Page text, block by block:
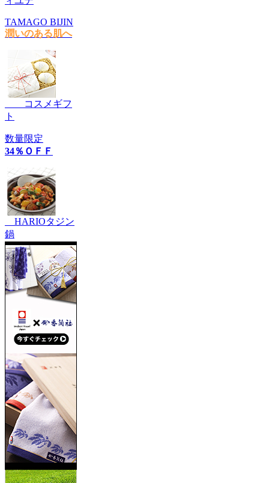
TAMAGO BIJIN
潤いのある肌へ
コスメギフ
ト
数量限定
34％ＯＦＦ
HARIOタジン
鍋